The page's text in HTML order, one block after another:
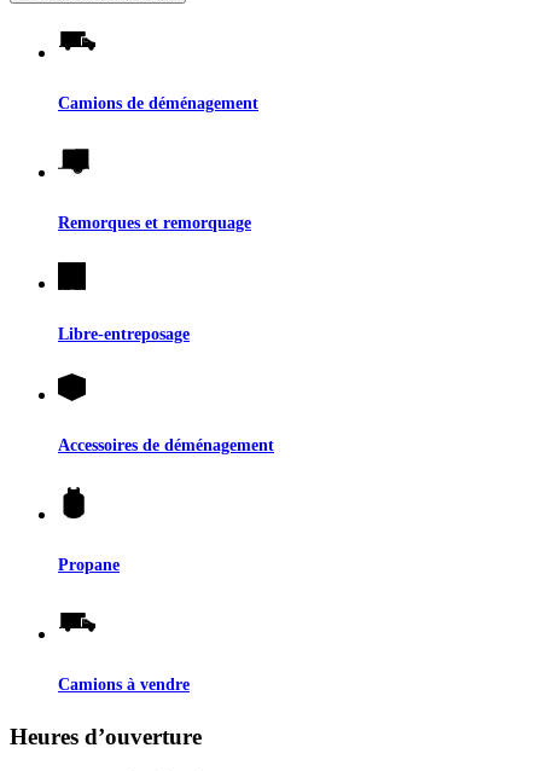
Camions de déménagement
Remorques et remorquage
Libre-entreposage
Accessoires de déménagement
Propane
Camions à vendre
Heures d’ouverture